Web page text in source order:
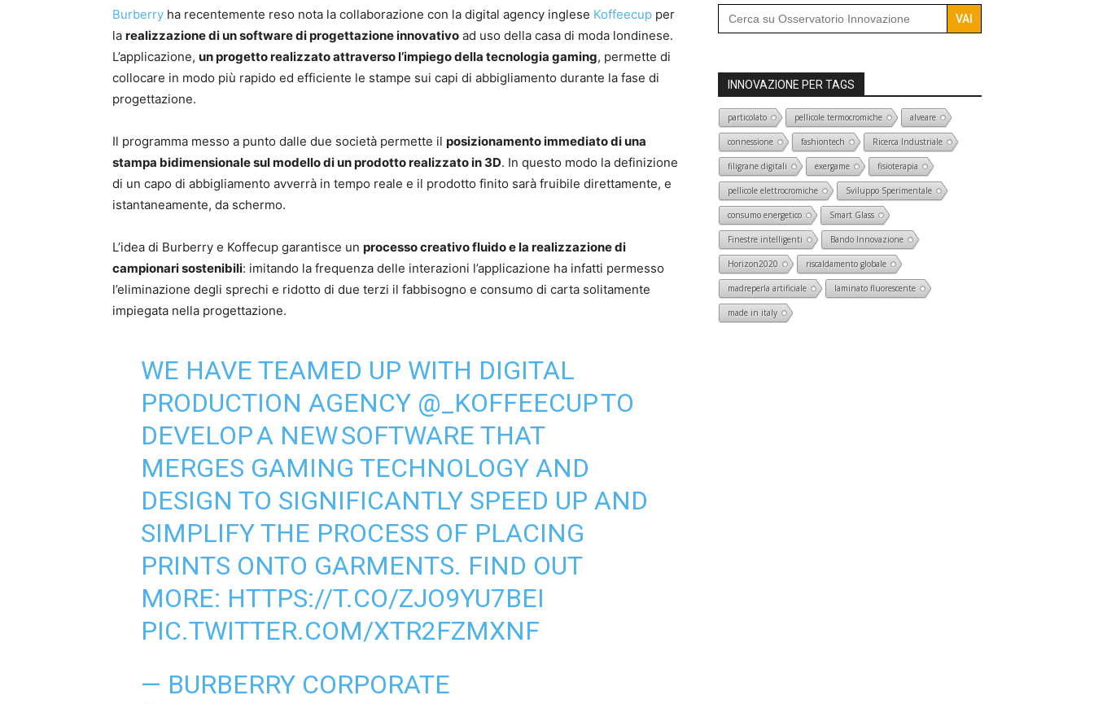
Burberry ha recentemente reso nota la collaborazione con la digital agency inglese Koffeecup per
la realizzazione di un software di progettazione innovativo ad uso della casa di moda londinese.
L’applicazione, un progetto realizzato attraverso l’impiego della tecnologia gaming, permette di
collocare in modo più rapido ed efficiente le stampe sui capi di abbigliamento durante la fase di
progettazione.
Il programma messo a punto dalle due società permette il posizionamento immediato di una
stampa bidimensionale sul modello di un prodotto realizzato in 3D. In questo modo la definizione
di un capo di abbigliamento avverrà in tempo reale e il prodotto finito sarà fruibile direttamente, e
istantaneamente, da schermo.
L’idea di Burberry e Koffecup garantisce un processo creativo fluido e la realizzazione di
campionari sostenibili: imitando la frequenza delle interazioni l’applicazione ha infatti permesso
l’eliminazione degli sprechi e ridotto di due terzi il fabbisogno e consumo di carta solitamente
impiegata nella progettazione.
WE HAVE TEAMED UP WITH DIGITAL
PRODUCTION AGENCY @_KOFFEECUPTO
DEVELOP A NEW SOFTWARE THAT
MERGES GAMING TECHNOLOGY AND
DESIGN TO SIGNIFICANTLY SPEED UP AND
SIMPLIFY THE PROCESS OF PLACING
PRINTS ONTO GARMENTS. FIND OUT
MORE: HTTPS://T.CO/ZJO9YU7BEI
PIC.TWITTER.COM/XTR2FZMXNF
— BURBERRY CORPORATE
Search
for:
INNOVAZIONE PER TAGS
particolato pellicole termocromiche alveare
connessione fashiontech Ricerca Industriale
filigrane digitali exergame fisioterapia
pellicole elettrocromiche Sviluppo Sperimentale
consumo energetico Smart Glass
Finestre intelligenti Bando Innovazione
Horizon2020 riscaldamento globale
madreperla artificiale laminato fluorescente
made in italy